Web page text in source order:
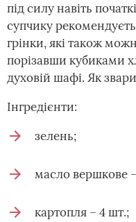
під силу навіть
супчику
грінки, які також
порізавши кубиками
духовій шафі. Як
Інгредієнти:
зелень;
масло вершкове
картопля – 4 шт.;